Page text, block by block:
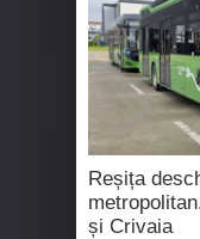
Reșița
și Crivaia